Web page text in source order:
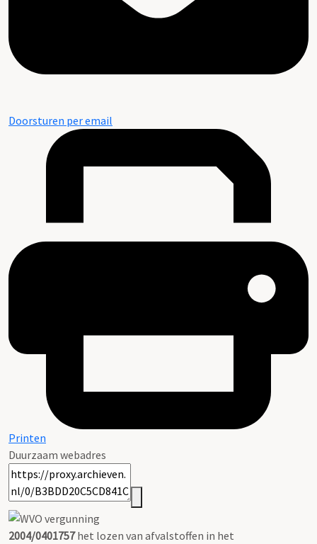
Doorsturen per email
Printen
Duurzaam webadres
2004/0401757het lozen van afvalstoffen in het